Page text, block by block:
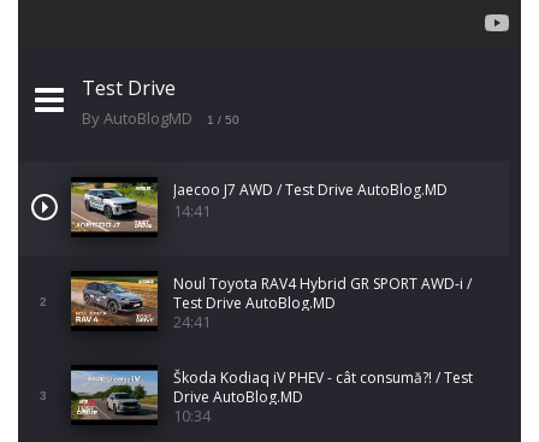
Test Drive
By AutoBlogMD 1 / 50
Jaecoo J7 AWD / Test Drive AutoBlog.MD
14:41
2
Noul Toyota RAV4 Hybrid GR SPORT AWD-i /
Test Drive AutoBlog.MD
24:41
3
Škoda Kodiaq iV PHEV - cât consumă?! / Test
Drive AutoBlog.MD
10:34